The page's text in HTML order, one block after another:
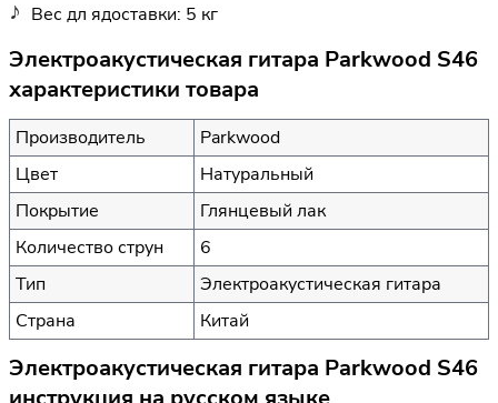
Вес дл ядоставки: 5 кг
Электроакустическая гитара Parkwood S46
характеристики товара
Производитель
Parkwood
Цвет
Натуральный
Покрытие
Глянцевый лак
Количество струн
6
Тип
Электроакустическая гитара
Страна
Китай
Электроакустическая гитара Parkwood S46